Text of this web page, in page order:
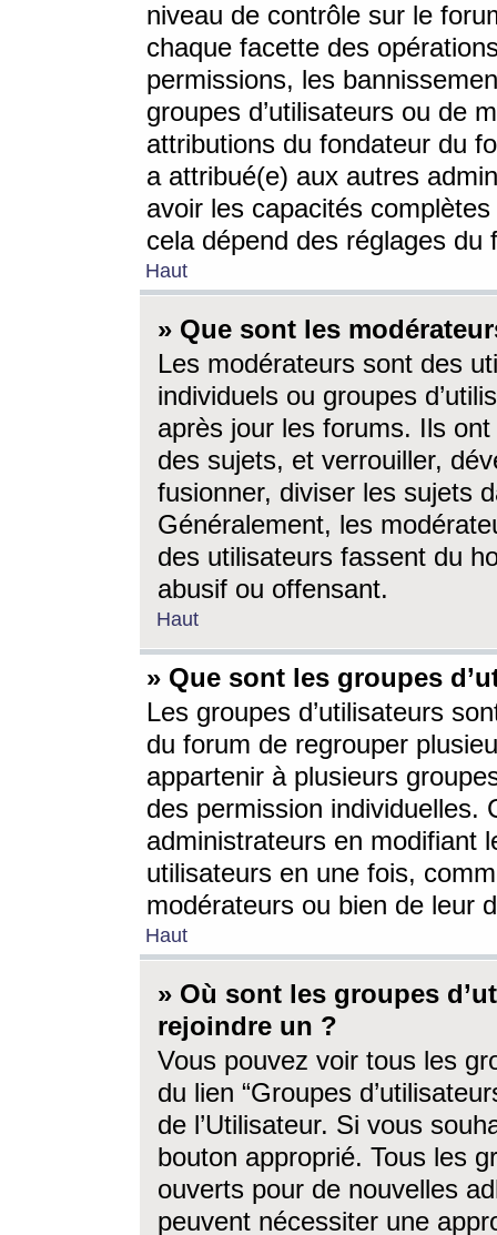
niveau de contrôle sur le
chaque facette des
permissions, les
groupes d’utilisateurs ou de
attributions du fondateur du
a attribué(e) aux autres
avoir les capacités
cela dépend des réglages du
Haut
» Que sont les
Les modérateurs sont des
individuels ou groupes
après jour les forums. Ils ont
des sujets, et verrouiller,
fusionner, diviser les sujets
Généralement, les
des utilisateurs fassent du
abusif ou offensant.
Haut
» Que sont les groupes
Les groupes d’utilisateurs
du forum de regrouper
appartenir à plusieurs
des permission individuelles.
administrateurs en modifiant
utilisateurs en une fois,
modérateurs ou bien de leur
Haut
» Où sont les groupes
rejoindre un ?
Vous pouvez voir tous les
du lien “Groupes
de l’Utilisateur. Si vous
bouton approprié. Tous les
ouverts pour de nouvelles
peuvent nécessiter une